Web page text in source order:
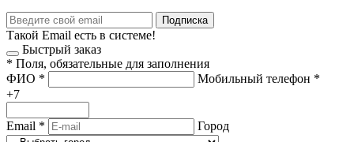
Подписка
Такой Email есть в системе!
Быстрый заказ
* Поля, обязательные для заполнения
ФИО * Мобильный телефон *
+7
Email * Город